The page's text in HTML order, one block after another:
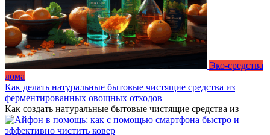
Эко-средства
дома
Как делать натуральные бытовые чистящие средства из
ферментированных овощных отходов
Как создать натуральные бытовые чистящие средства из